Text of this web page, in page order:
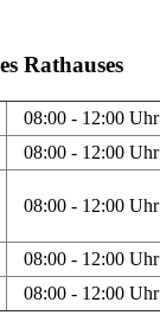
Rathauses
08:00 - 12:00 Uhr
08:00 - 12:00 Uhr
08:00 - 12:00 Uhr
08:00 - 12:00 Uhr
08:00 - 12:00 Uhr